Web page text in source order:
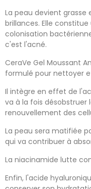
La peau devient grasse
brillances. Elle
colonisation
c'est l'acné.
CeraVe Gel Moussant
formulé pour nettoyer
Il intègre en effet de
va à la fois désobstruer
renouvellement des
La peau sera matifiée
qui va contribuer à
La niacinamide lutte
Enfin, l'acide